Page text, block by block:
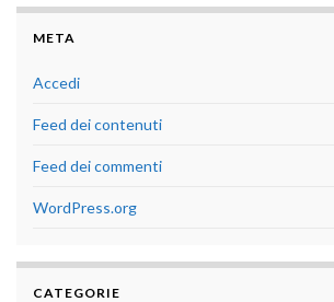
META
Accedi
Feed dei contenuti
Feed dei commenti
WordPress.org
CATEGORIE